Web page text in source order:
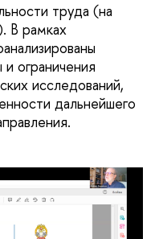
труда (на
В рамках
ограничения
исследований,
дальнейшего